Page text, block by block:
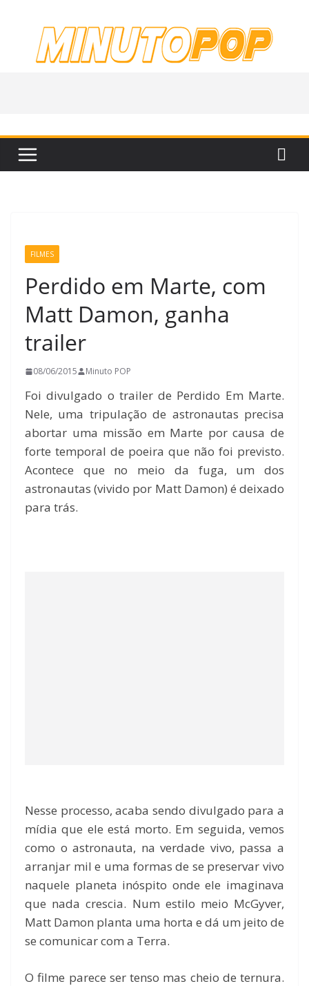
conteúdo
FILMES
Perdido em Marte, com
Matt Damon, ganha
trailer
08/06/2015 Minuto POP
Foi divulgado o trailer de Perdido Em Marte.
Nele, uma tripulação de astronautas precisa
abortar uma missão em Marte por causa de
forte temporal de poeira que não foi previsto.
Acontece que no meio da fuga, um dos
astronautas (vivido por Matt Damon) é deixado
para trás.
Nesse processo, acaba sendo divulgado para a
mídia que ele está morto. Em seguida, vemos
como o astronauta, na verdade vivo, passa a
arranjar mil e uma formas de se preservar vivo
naquele planeta inóspito onde ele imaginava
que nada crescia. Num estilo meio McGyver,
Matt Damon planta uma horta e dá um jeito de
se comunicar com a Terra.
O filme parece ser tenso mas cheio de ternura.